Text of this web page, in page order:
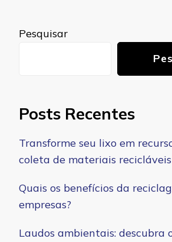
Pesquisar
Posts Recentes
Transforme seu lixo em
coleta de materiais recicláveis
Quais os benefícios da
empresas?
Laudos ambientais: descubra